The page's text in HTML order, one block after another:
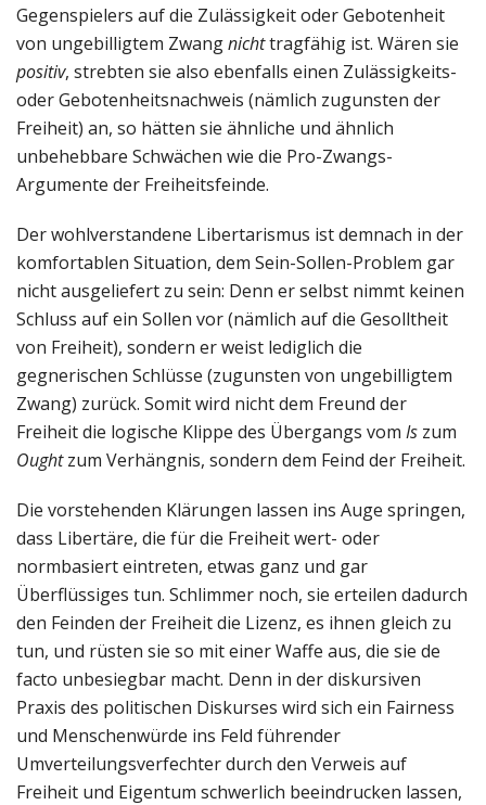
Gegenspielers auf die Zulässigkeit oder Gebotenheit
von ungebilligtem Zwangnichttragfähig ist. Wären sie
positiv, strebten sie also ebenfalls einen Zulässigkeits-
oder Gebotenheitsnachweis (nämlich zugunsten der
Freiheit) an, so hätten sie ähnliche und ähnlich
unbehebbare Schwächen wie die Pro-Zwangs-
Argumente der Freiheitsfeinde.
Der wohlverstandene Libertarismus ist demnach in der
komfortablen Situation, dem Sein-Sollen-Problem gar
nicht ausgeliefert zu sein: Denn er selbst nimmt keinen
Schluss auf ein Sollen vor (nämlich auf die Gesolltheit
von Freiheit), sondern er weist lediglich die
gegnerischen Schlüsse (zugunsten von ungebilligtem
Zwang) zurück. Somit wird nicht dem Freund der
Freiheit die logische Klippe des Übergangs vom Is zum
Oughtzum Verhängnis, sondern dem Feind der Freiheit.
Die vorstehenden Klärungen lassen ins Auge springen,
dass Libertäre, die für die Freiheit wert- oder
normbasiert eintreten, etwas ganz und gar
Überflüssiges tun. Schlimmer noch, sie erteilen dadurch
den Feinden der Freiheit die Lizenz, es ihnen gleich zu
tun, und rüsten sie so mit einer Waffe aus, die sie de
facto unbesiegbar macht. Denn in der diskursiven
Praxis des politischen Diskurses wird sich ein Fairness
und Menschenwürde ins Feld führender
Umverteilungsverfechter durch den Verweis auf
Freiheit und Eigentum schwerlich beeindrucken lassen,